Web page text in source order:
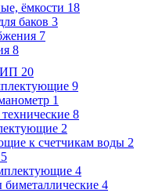
ёмкости 18
баков 3
7
8
20
9
1
8
2
к счетчикам воды 2
5
4
4